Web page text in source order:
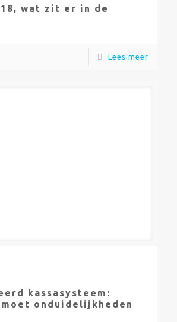
wat zit er in de
Lees meer
kassasysteem:
onduidelijkheden